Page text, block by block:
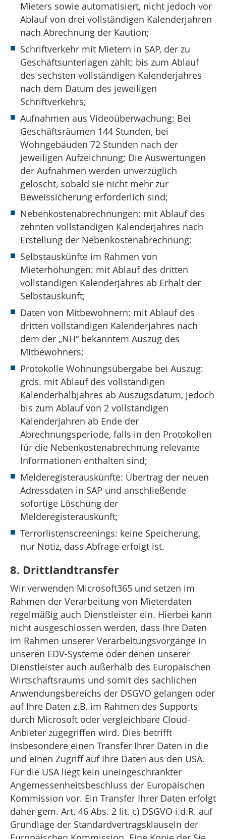
Mieters sowie automatisiert, nicht jedoch vor
Ablauf von drei vollständigen Kalenderjahren
nach Abrechnung der Kaution;
Schriftverkehr mit Mietern in SAP, der zu
Geschäftsunterlagen zählt: bis zum Ablauf
des sechsten vollständigen Kalenderjahres
nach dem Datum des jeweiligen
Schriftverkehrs;
Aufnahmen aus Videoüberwachung: Bei
Geschäftsräumen 144 Stunden, bei
Wohngebäuden 72 Stunden nach der
jeweiligen Aufzeichnung; Die Auswertungen
der Aufnahmen werden unverzüglich
gelöscht, sobald sie nicht mehr zur
Beweissicherung erforderlich sind;
Nebenkostenabrechnungen: mit Ablauf des
zehnten vollständigen Kalenderjahres nach
Erstellung der Nebenkostenabrechnung;
Selbstauskünfte im Rahmen von
Mieterhöhungen: mit Ablauf des dritten
vollständigen Kalenderjahres ab Erhalt der
Selbstauskunft;
Daten von Mitbewohnern: mit Ablauf des
dritten vollständigen Kalenderjahres nach
dem der „NH“ bekanntem Auszug des
Mitbewohners;
Protokolle Wohnungsübergabe bei Auszug:
grds. mit Ablauf des vollständigen
Kalenderhalbjahres ab Auszugsdatum, jedoch
bis zum Ablauf von 2 vollständigen
Kalenderjahren ab Ende der
Abrechnungsperiode, falls in den Protokollen
für die Nebenkostenabrechnung relevante
Informationen enthalten sind;
Melderegisterauskünfte: Übertrag der neuen
Adressdaten in SAP und anschließende
sofortige Löschung der
Melderegisterauskunft;
Terrorlistenscreenings: keine Speicherung,
nur Notiz, dass Abfrage erfolgt ist.
8. Drittlandtransfer
Wir verwenden Microsoft365 und setzen im
Rahmen der Verarbeitung von Mieterdaten
regelmäßig auch Dienstleister ein. Hierbei kann
nicht ausgeschlossen werden, dass Ihre Daten
im Rahmen unserer Verarbeitungsvorgänge in
unseren EDV-Systeme oder denen unserer
Dienstleister auch außerhalb des Europäischen
Wirtschaftsraums und somit des sachlichen
Anwendungsbereichs der DSGVO gelangen oder
auf Ihre Daten z.B. im Rahmen des Supports
durch Microsoft oder vergleichbare Cloud-
Anbieter zugegriffen wird. Dies betrifft
insbesondere einen Transfer Ihrer Daten in die
und einen Zugriff auf Ihre Daten aus den USA.
Für die USA liegt kein uneingeschränkter
Angemessenheitsbeschluss der Europäischen
Kommission vor. Ein Transfer Ihrer Daten erfolgt
daher gem. Art. 46 Abs. 2 lit. c) DSGVO i.d.R. auf
Grundlage der Standardvertragsklauseln der